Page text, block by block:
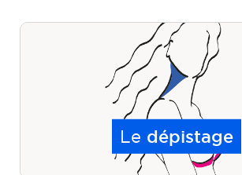
Le dépistage